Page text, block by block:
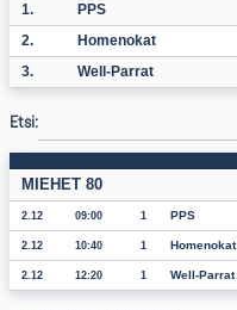
1. PPS
2.
Homenokat
3.
Well-Parrat
Etsi:
MIEHET 80
2.12 09:00 1 PPS
2.12 10:40 1 Homenokat
2.12 12:20 1 Well-Parrat